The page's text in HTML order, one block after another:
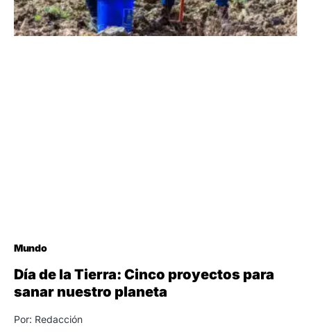
Mundo
Día de la Tierra: Cinco proyectos para
sanar nuestro planeta
Por: Redacción